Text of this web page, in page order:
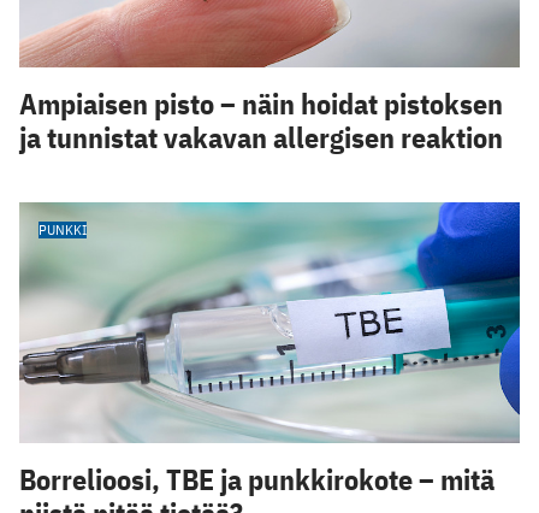
Ampiaisen pisto – näin hoidat pistoksen
ja tunnistat vakavan allergisen reaktion
PUNKKI
Borrelioosi, TBE ja punkkirokote – mitä